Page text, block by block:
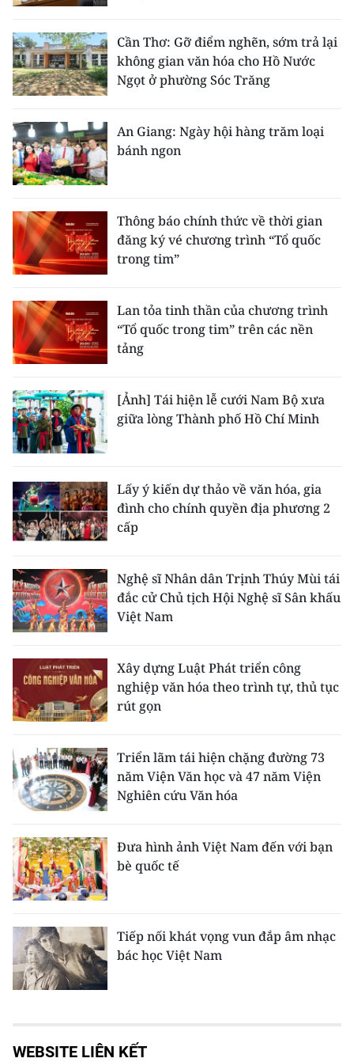
Cần Thơ: Gỡ điểm nghẽn, sớm trả lại
không gian văn hóa cho Hồ Nước
Ngọt ở phường Sóc Trăng
An Giang: Ngày hội hàng trăm loại
bánh ngon
Thông báo chính thức về thời gian
đăng ký vé chương trình “Tổ quốc
trong tim”
Lan tỏa tinh thần của chương trình
“Tổ quốc trong tim” trên các nền
tảng
[Ảnh] Tái hiện lễ cưới Nam Bộ xưa
giữa lòng Thành phố Hồ Chí Minh
Lấy ý kiến dự thảo về văn hóa, gia
đình cho chính quyền địa phương 2
cấp
Nghệ sĩ Nhân dân Trịnh Thúy Mùi tái
đắc cử Chủ tịch Hội Nghệ sĩ Sân khấu
Việt Nam
Xây dựng Luật Phát triển công
nghiệp văn hóa theo trình tự, thủ tục
rút gọn
Triển lãm tái hiện chặng đường 73
năm Viện Văn học và 47 năm Viện
Nghiên cứu Văn hóa
Đưa hình ảnh Việt Nam đến với bạn
bè quốc tế
Tiếp nối khát vọng vun đắp âm nhạc
bác học Việt Nam
WEBSITE LIÊN KẾT